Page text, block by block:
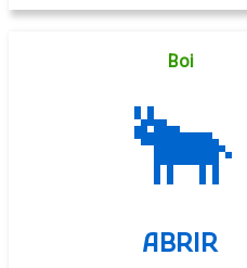
Boi
🐂
ABRIR